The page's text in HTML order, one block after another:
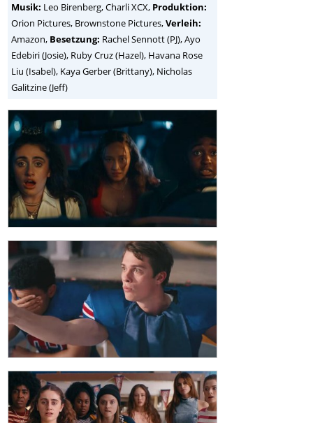
Musik: Leo Birenberg, Charli XCX, Produktion:
Orion Pictures, Brownstone Pictures,Verleih:
Amazon, Besetzung: Rachel Sennott (PJ), Ayo
Edebiri (Josie), Ruby Cruz (Hazel), Havana Rose
Liu (Isabel), Kaya Gerber (Brittany), Nicholas
Galitzine (Jeff)